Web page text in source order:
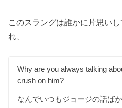
このスラングは誰かに片思い
れ、
Why are you always talking
crush on him?
なんでいつもジョージの話ば